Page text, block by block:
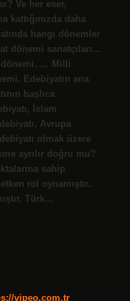
Ve her eser,
kattığınızda daha
hangi dönemler
dönemi sanatçıları…
dönemi. … Milli
Edebiyatın ana
başlıca
İslam
Avrupa
olmak üzere
ayrılır doğru mu?
sahip
rol oynamıştır.
Türk…
vipeo.com.tr